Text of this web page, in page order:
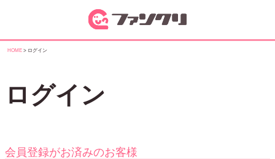
HOME ログイン
ログイン
会員登録がお済みのお客様